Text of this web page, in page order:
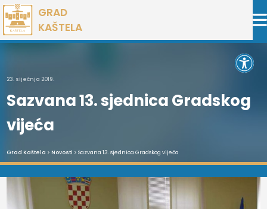
Preskoči
na
sadržaj
GRAD
KAŠTELA
23. siječnja 2019.
Sazvana 13. sjednica Gradskog
vijeća
Grad Kaštela > Novosti > Sazvana 13. sjednica Gradskog vijeća